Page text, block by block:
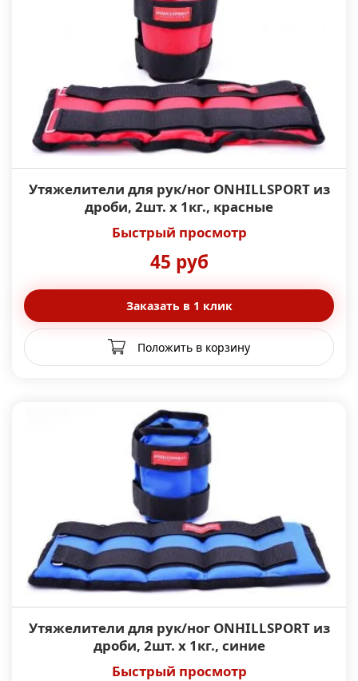
Утяжелители для рук/ног ONHILLSPORT из
дроби, 2шт. x 1кг., красные
Быстрый просмотр
45 руб
Заказать в 1 клик
Положить в корзину
Утяжелители для рук/ног ONHILLSPORT из
дроби, 2шт. x 1кг., синие
Быстрый просмотр